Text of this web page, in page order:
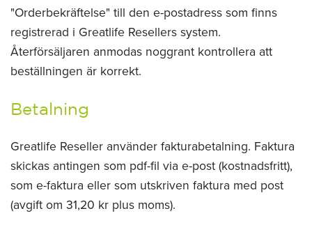
"Orderbekräftelse" till den e-postadress som finns
registrerad i Greatlife Resellers system.
Återförsäljaren anmodas noggrant kontrollera att
beställningen är korrekt.
Betalning
Greatlife Reseller använder fakturabetalning. Faktura
skickas antingen som pdf-fil via e-post (kostnadsfritt),
som e-faktura eller som utskriven faktura med post
(avgift om 31,20 kr plus moms).